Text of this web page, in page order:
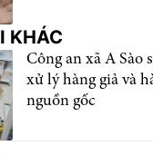
KHÁC
Công an xã A Sào
xử lý hàng giả và
nguồn gốc